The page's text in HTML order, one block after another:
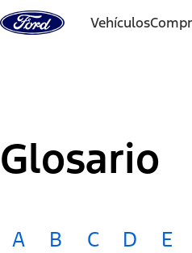
Saltar al contenido
Vehículos
Glosario
A B C D E